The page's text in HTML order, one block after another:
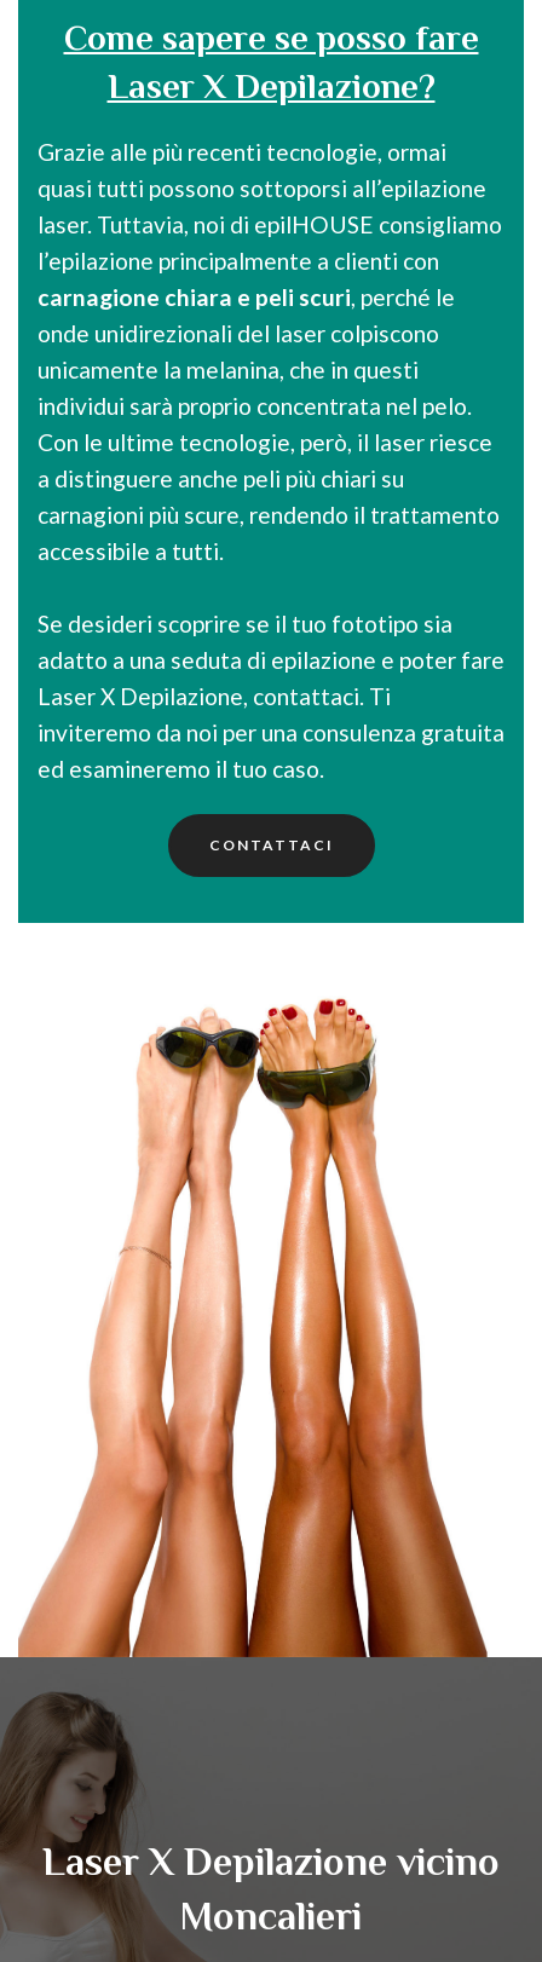
Come sapere se posso fare
Laser X Depilazione?
Grazie alle più recenti tecnologie, ormai
quasi tutti possono sottoporsi all’epilazione
laser. Tuttavia, noi di epilHOUSE consigliamo
l’epilazione principalmente a clienti con
carnagione chiara e peli scuri, perché le
onde unidirezionali del laser colpiscono
unicamente la melanina, che in questi
individui sarà proprio concentrata nel pelo.
Con le ultime tecnologie, però, il laser riesce
a distinguere anche peli più chiari su
carnagioni più scure, rendendo il trattamento
accessibile a tutti.
Se desideri scoprire se il tuo fototipo sia
adatto a una seduta di epilazione e poter fare
Laser X Depilazione, contattaci. Ti
inviteremo da noi per una consulenza gratuita
ed esamineremo il tuo caso.
CONTATTACI
Laser X Depilazione vicino
Moncalieri